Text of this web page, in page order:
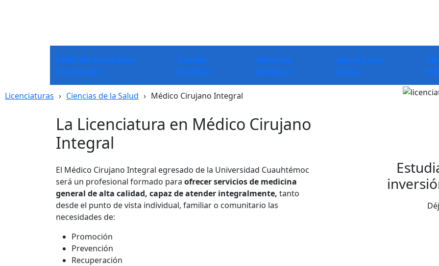
Perfil del estudiante
e inversión >
Estudia
en UCG >
Historias
de éxito >
Agenda una
visita >
Licenciaturas Ciencias de la Salud Médico Cirujano Integral
La Licenciatura en Médico Cirujano
Integral
El Médico Cirujano Integral egresado de la Universidad Cuauhtémoc
será un profesional formado para ofrecer servicios de medicina
general de alta calidad, capaz de atender integralmente, tanto
desde el punto de vista individual, familiar o comunitario las
necesidades de:
Promoción
Prevención
Recuperación